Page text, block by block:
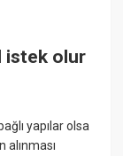
istek olur
yapılar olsa
alınması